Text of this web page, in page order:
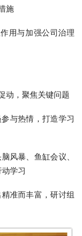
施
用与加强公司治理
动，聚焦关键问题
与热情，打造学习
风暴、鱼缸会议、
学习
准而丰富，研讨组